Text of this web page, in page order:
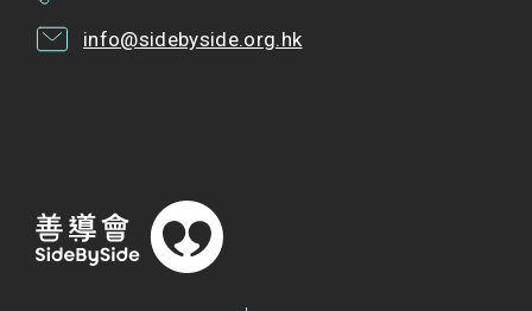
info@sidebyside.org.hk